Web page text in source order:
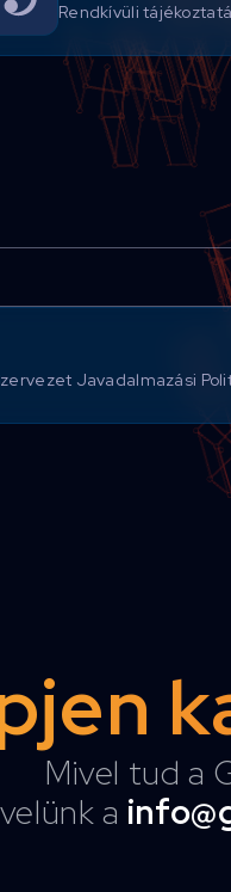
Rendkívüli
Javadalmazási
Mivel tud a
a